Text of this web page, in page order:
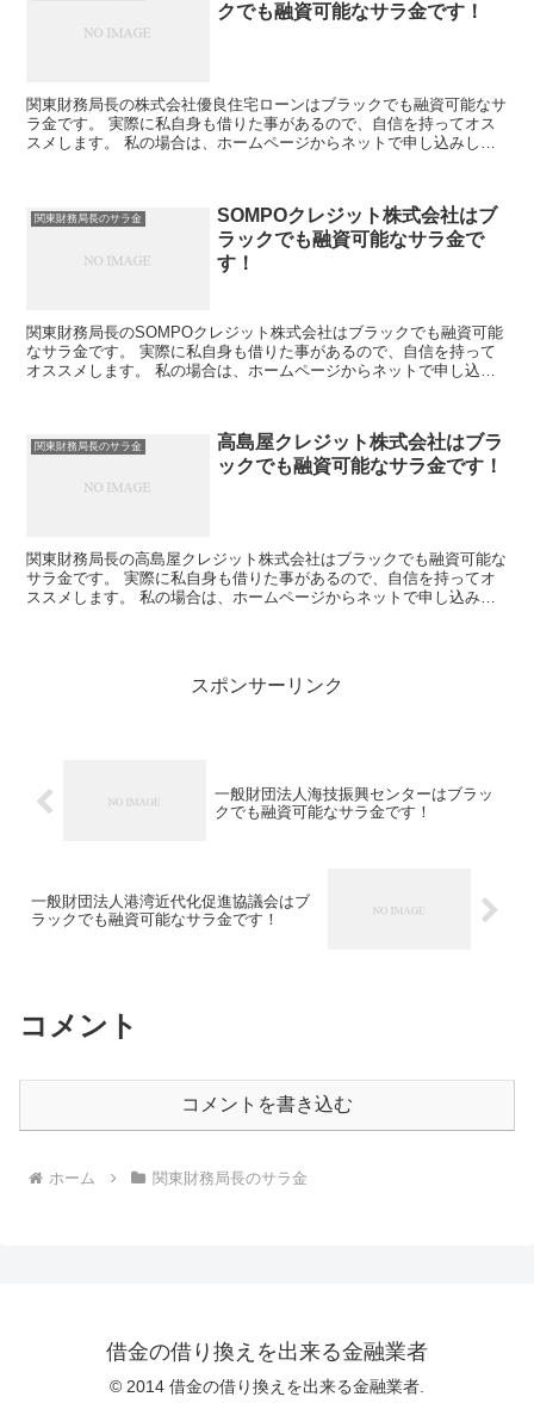
クでも融資可能なサラ金です！
関東財務局長の株式会社優良住宅ローンはブラックでも融資可能なサ
ラ金です。 実際に私自身も借りた事があるので、自信を持ってオス
スメします。 私の場合は、ホームページからネットで申し込みした
関東財務局長のサラ金
SOMPOクレジット株式会社はブ
ラックでも融資可能なサラ金で
す！
関東財務局長のSOMPOクレジット株式会社はブラックでも融資可能
なサラ金です。 実際に私自身も借りた事があるので、自信を持って
オススメします。 私の場合は、ホームページからネットで申し込み
関東財務局長のサラ金
高島屋クレジット株式会社はブラ
ックでも融資可能なサラ金です！
関東財務局長の高島屋クレジット株式会社はブラックでも融資可能な
サラ金です。 実際に私自身も借りた事があるので、自信を持ってオ
ススメします。 私の場合は、ホームページからネットで申し込みし
スポンサーリンク
一般財団法人海技振興センターはブラッ
クでも融資可能なサラ金です！
一般財団法人港湾近代化促進協議会はブ
ラックでも融資可能なサラ金です！
コメント
コメントを書き込む
ホーム 関東財務局長のサラ金
借金の借り換えを出来る金融業者
© 2014 借金の借り換えを出来る金融業者.